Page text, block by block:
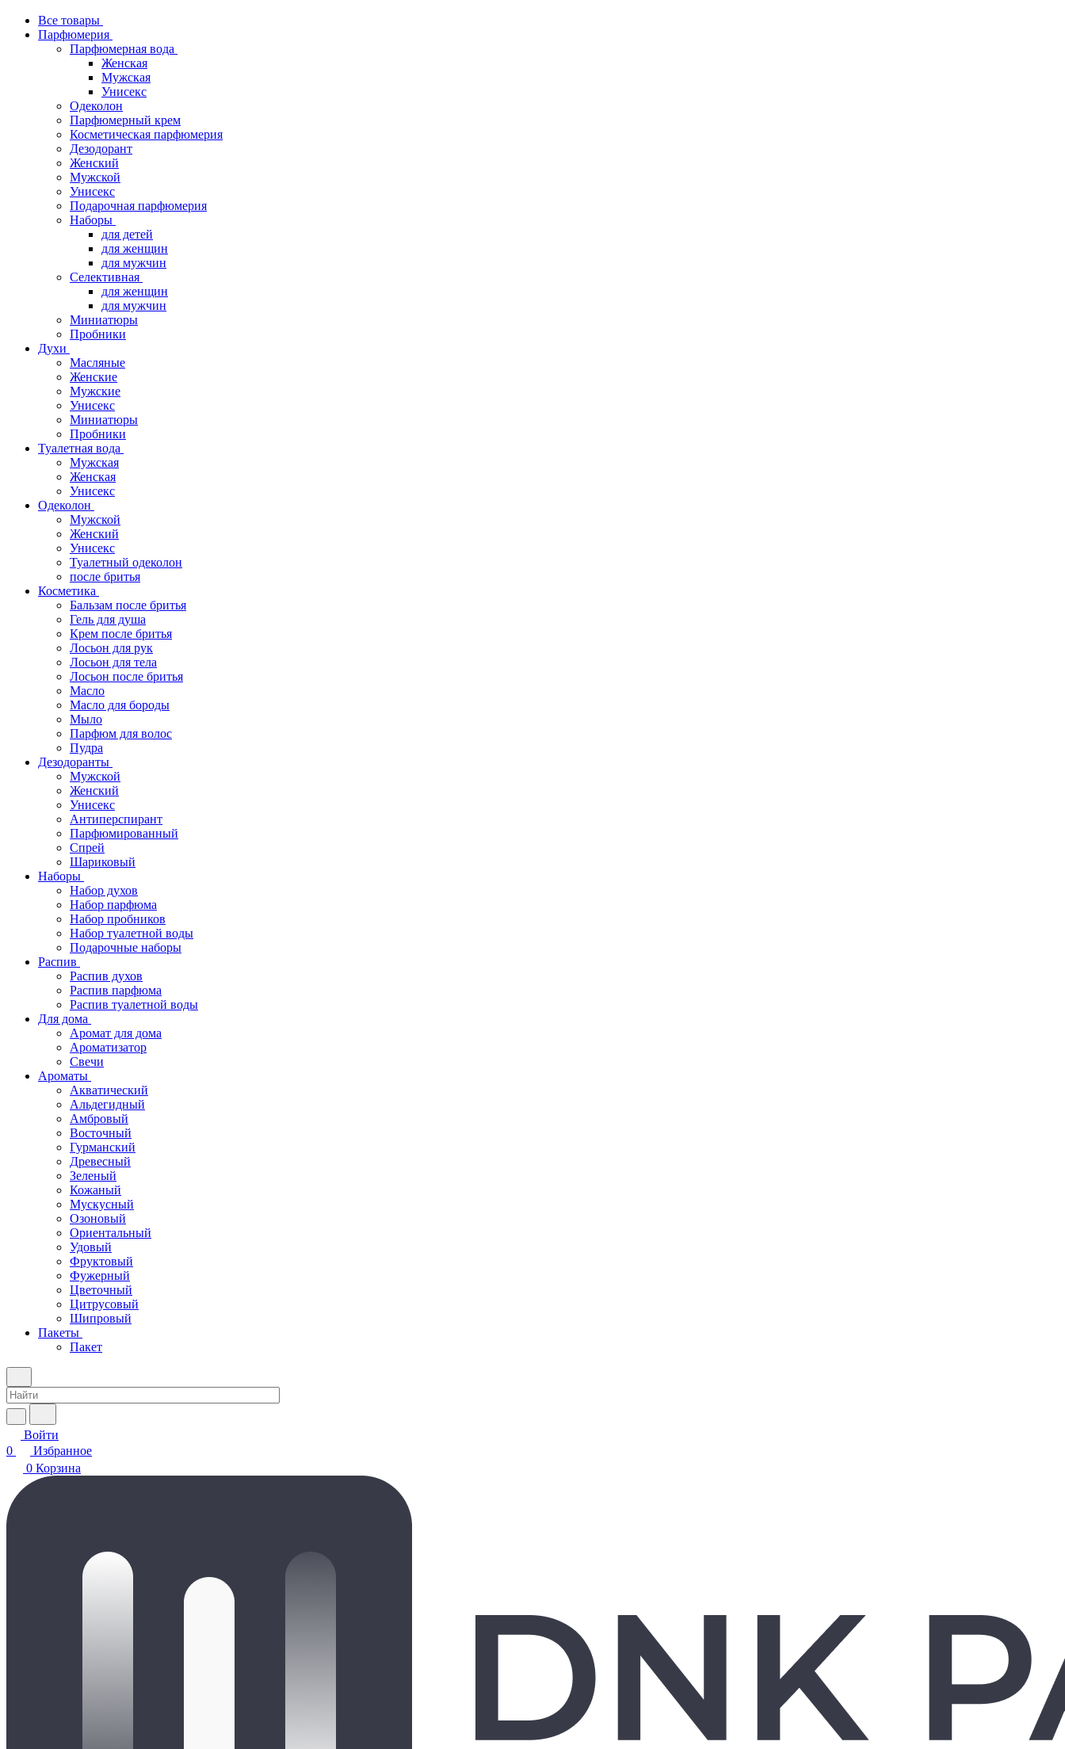
Все товары
Парфюмерия
Парфюмерная вода
Женская
Мужская
Унисекс
Одеколон
Парфюмерный крем
Косметическая парфюмерия
Дезодорант
Женский
Мужской
Унисекс
Подарочная парфюмерия
Наборы
для детей
для женщин
для мужчин
Селективная
для женщин
для мужчин
Миниатюры
Пробники
Духи
Масляные
Женские
Мужские
Унисекс
Миниатюры
Пробники
Туалетная вода
Мужская
Женская
Унисекс
Одеколон
Мужской
Женский
Унисекс
Туалетный одеколон
после бритья
Косметика
Бальзам после бритья
Гель для душа
Крем после бритья
Лосьон для рук
Лосьон для тела
Лосьон после бритья
Масло
Масло для бороды
Мыло
Парфюм для волос
Пудра
Дезодоранты
Мужской
Женский
Унисекс
Антиперспирант
Парфюмированный
Спрей
Шариковый
Наборы
Набор духов
Набор парфюма
Набор пробников
Набор туалетной воды
Подарочные наборы
Распив
Распив духов
Распив парфюма
Распив туалетной воды
Для дома
Аромат для дома
Ароматизатор
Свечи
Ароматы
Акватический
Альдегидный
Амбровый
Восточный
Гурманский
Древесный
Зеленый
Кожаный
Мускусный
Озоновый
Ориентальный
Удовый
Фруктовый
Фужерный
Цветочный
Цитрусовый
Шипровый
Пакеты
Пакет
Войти
0
Избранное
0 Корзина